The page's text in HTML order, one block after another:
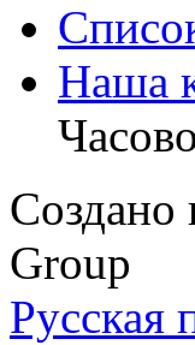
Наша
Создано
Group
Русская